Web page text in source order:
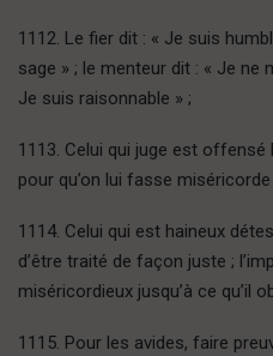
1112. Le fier dit : « Je suis
sage » ; le menteur dit : « Je ne
Je suis raisonnable » ;
1113. Celui qui juge est offensé
pour qu’on lui fasse miséricorde
1114. Celui qui est haineux
d’être traité de façon juste ;
miséricordieux jusqu’à ce qu’il
1115. Pour les avides, faire